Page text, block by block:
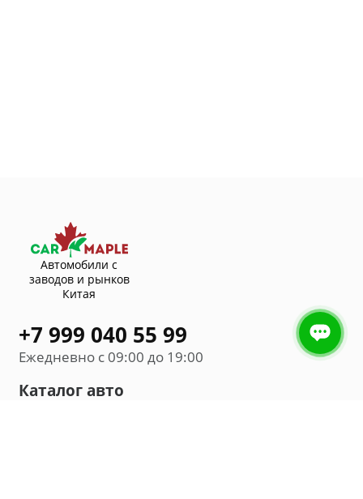
Автомобили с
заводов и рынков
Китая
+7 999 040 55 99
Ежедневно с 09:00 до 19:00
Каталог авто